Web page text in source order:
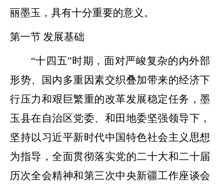
丽墨玉，具有十分重要的意义。
第一节 发展基础
“十四五”时期，面对严峻复杂的内外部
形势、国内多重因素交织叠加带来的经济下
行压力和艰巨繁重的改革发展稳定任务，墨
玉县在自治区党委、和田地委坚强领导下，
坚持以习近平新时代中国特色社会主义思想
为指导，全面贯彻落实党的二十大和二十届
历次全会精神和第三次中央新疆工作座谈会